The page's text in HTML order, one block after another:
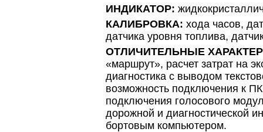
ИНДИКАТОР:
КАЛИБРОВКА: хода часов,
датчика уровня топлива,
ОТЛИЧИТЕЛЬНЫЕ
«маршрут», расчет затрат на
диагностика с выводом
возможность подключения к
подключения голосового
дорожной и диагностической
бортовым компьютером.